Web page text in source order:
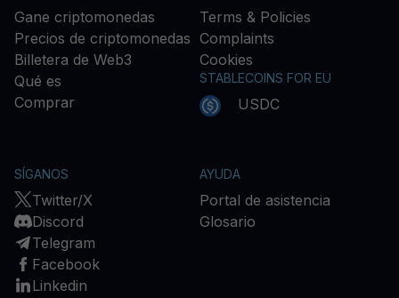
Gane criptomonedas
Precios de criptomonedas
Billetera de Web3
Qué es
Comprar
Terms & Policies
Complaints
Cookies
STABLECOINS FOR EU
USDC
SÍGANOS
Twitter/X
Discord
Telegram
Facebook
Linkedin
AYUDA
Portal de asistencia
Glosario